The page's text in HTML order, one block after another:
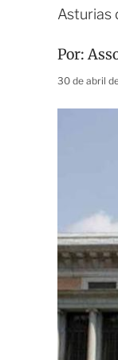
Asturias
Por:
30 de abril